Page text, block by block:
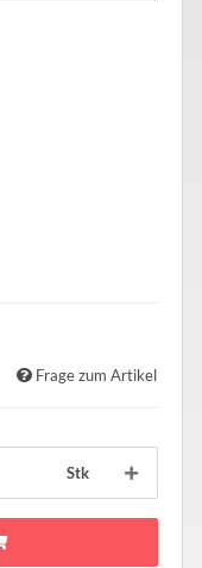
Frage zum Artikel
Stk